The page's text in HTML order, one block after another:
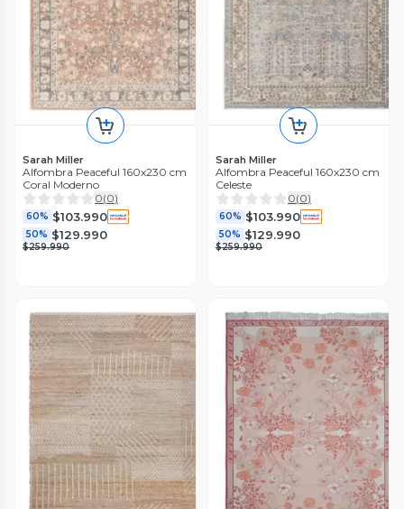
Sarah Miller
Alfombra Peaceful 160x230 cm
Coral Moderno
0(0)
60% $103.990
50% $129.990
$259.990
Sarah Miller
Alfombra Peaceful 160x230 cm
Celeste
0(0)
60% $103.990
50% $129.990
$259.990